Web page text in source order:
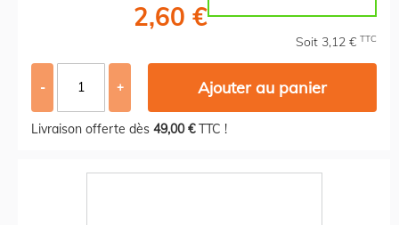
2,60 €
Soit 3,12 € TTC
- + Ajouter au panier
Livraison offerte dès 49,00 €TTC !